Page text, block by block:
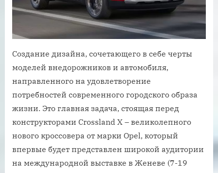
Создание дизайна, сочетающего в себе черты
моделей внедорожников и автомобиля,
направленного на удовлетворение
потребностей современного городского образа
жизни. Это главная задача, стоящая перед
конструкторами Crossland X – великолепного
нового кроссовера от марки Opel, который
впервые будет представлен широкой аудитории
на международной выставке в Женеве (7-19